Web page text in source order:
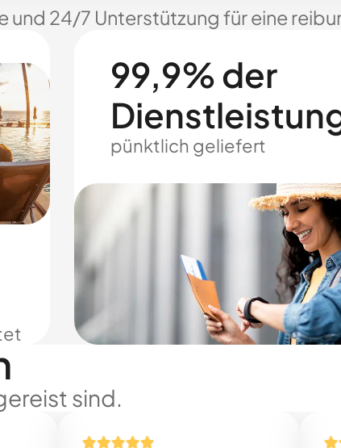
24/7 Unterstützung für eine
99,9% der
pünktlich geliefert
sind.